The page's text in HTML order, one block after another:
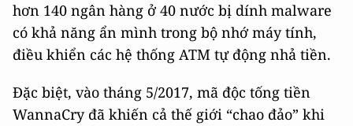
hơn 140 ngân hàng ở 40 nước bị dính malware
có khả năng ẩn mình trong bộ nhớ máy tính,
điều khiển các hệ thống ATM tự động nhả tiền.
Đặc biệt, vào tháng 5/2017, mã độc tống tiền
WannaCry đã khiến cả thế giới “chao đảo” khi